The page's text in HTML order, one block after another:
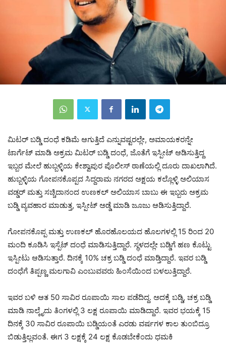
ಮಿಟರ್ ಬಡ್ಡಿ ದಂಧೆ ಕಡಿಮೆ ಆಗುತ್ತಿದೆ ಎನ್ನುವಷ್ಟರಲ್ಲೇ, ಅಮಾಯಕರನ್ನೇ
ಟಾರ್ಗೆಟ್ ಮಾಡಿ ಅಕ್ರಮ ಮಿಟರ್ ಬಡ್ಡಿ ದಂಧೆ, ಜೊತೆಗೆ ಇಸ್ಪೀಟ್ ಆಡಿಸುತ್ತಿದ್ದ
ಇಬ್ಬರ ಮೇಲೆ ಹುಬ್ಬಳ್ಳಿಯ ಕೇಶ್ವಾಪುರ ಪೊಲೀಸ್ ಠಾಣೆಯಲ್ಲಿ ದೂರು ದಾಖಲಾಗಿದೆ.
ಹುಬ್ಬಳ್ಳಿಯ ಗೋಪನಕೊಪ್ಪದ ಸಿದ್ದರಾಮ ನಗರದ ಅಕ್ಷಯ ಕಲ್ಲೊಳ್ಳಿ ಅಲಿಯಾಸ
ವಡ್ಡರ್ ಮತ್ತು ಸಚ್ಚಿದಾನಂದ ಉಣಕಲ್ ಅಲಿಯಾಸ ಬಾಬು ಈ ಇಬ್ಬರು ಅಕ್ರಮ
ಬಡ್ಡಿ ವ್ಯವಹಾರ ಮಾಡುತ್ತ, ಇಸ್ಪೀಟ್ ಅಡ್ಡೆ ಮಾಡಿ ಜೂಜು ಆಡಿಸುತ್ತಿದ್ದಾರೆ.
ಗೋಪನಕೊಪ್ಪ ಮತ್ತು ಉಣಕಲ್ ಹೊರಹೊಲಯದ ಹೊಲಗಳಲ್ಲಿ 15 ರಿಂದ 20
ಮಂದಿ ಕೂಡಿಸಿ ಇಸ್ಪೆಟ್ ದಂಧೆ ಮಾಡಿಸುತ್ತಿದ್ದಾರೆ. ಸ್ಥಳದಲ್ಲೇ ಬಡ್ಡಿಗೆ ಹಣ ಕೊಟ್ಟು
ಇಸ್ಪೀಟು ಆಡಿಸುತ್ತಾರೆ. ದಿನಕ್ಕೆ 10% ಚಕ್ರ ಬಡ್ಡಿ ದಂಧೆ ಮಾಡ್ತಿದ್ದಾರೆ. ಇವರ ಬಡ್ಡಿ
ದಂಧೆಗೆ ತಿಪ್ಪಣ್ಣ ಮಲಗಾವಿ ಎಂಬುವವರು ಹಿಂಸೆಯಿಂದ ಬಳಲುತ್ತಿದ್ದಾರೆ.
ಇವರ ಬಳಿ ಆತ 50 ಸಾವಿರ ರೂಪಾಯಿ ಸಾಲ ಪಡೆದಿದ್ದ. ಅದಕ್ಕೆ ಬಡ್ಡಿ, ಚಕ್ರ ಬಡ್ಡಿ
ಮಾಡಿ ನಾಲ್ಕೈದು ತಿಂಗಳಲ್ಲಿ 3 ಲಕ್ಷ ರೂಪಾಯಿ ಮಾಡಿದ್ದಾರೆ. ಇವರ ಭಯಕ್ಕೆ 15
ದಿನಕ್ಕೆ 30 ಸಾವಿರ ರೂಪಾಯಿ ಬಡ್ಡಿಯಂತೆ ಎರಡು ವರ್ಷಗಳ ಕಾಲ ತುಂಬಿದ್ರೂ
ಬಿಡುತ್ತಿಲ್ಲವಂತೆ. ಈಗ 3 ಲಕ್ಷಕ್ಕೆ 24 ಲಕ್ಷ ಕೊಡಬೇಕೆಂದು ಧಮಕಿ